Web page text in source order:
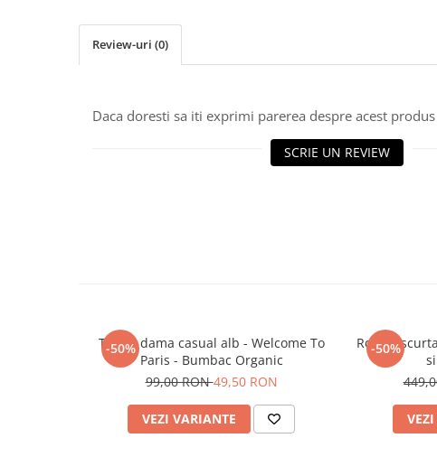
Review-uri (0)
Daca doresti sa iti exprimi parerea despre acest
SCRIE UN REVIEW
-50%
Tricou dama casual alb - Welcome To
Paris - Bumbac Organic
99,00 RON49,50 RON
VEZI VARIANTE
-50%
Rochie